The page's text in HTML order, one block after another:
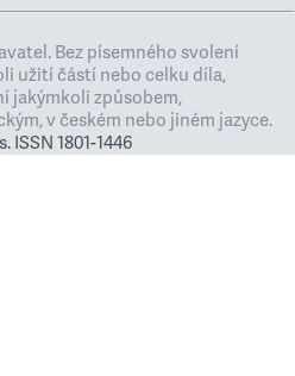
Bez písemného svolení
užití částí nebo celku díla,
jakýmkoli způsobem,
v českém nebo jiném jazyce.
1801-1446